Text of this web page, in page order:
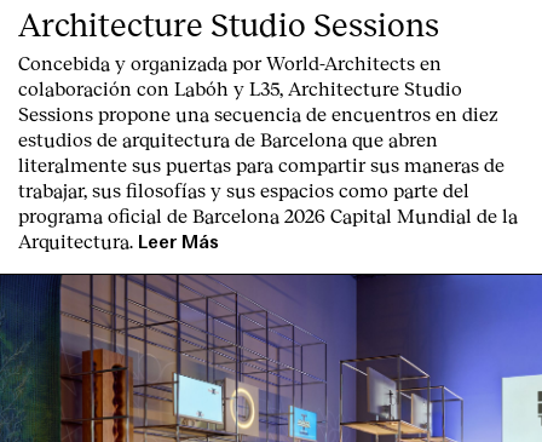
Architecture Studio Sessions
Concebida y organizada por World-Architects en
colaboración con Labóh y L35, Architecture Studio
Sessions propone una secuencia de encuentros en diez
estudios de arquitectura de Barcelona que abren
literalmente sus puertas para compartir sus maneras de
trabajar, sus filosofías y sus espacios como parte del
programa oficial de Barcelona 2026 Capital Mundial de la
Arquitectura. Leer Más